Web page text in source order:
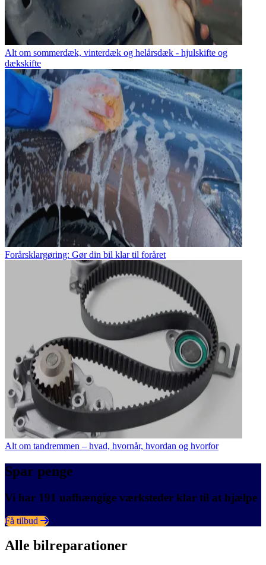
Alt om sommerdæk, vinterdæk og helårsdæk - hjulskifte og
dækskifte
Forårsklargøring: Gør din bil klar til foråret
Alt om tandremmen – hvad, hvornår, hvordan og hvorfor
Spar penge
Vi har 191 uafhængige værksteder klar til at hjælpe
Få tilbud
Alle bilreparationer